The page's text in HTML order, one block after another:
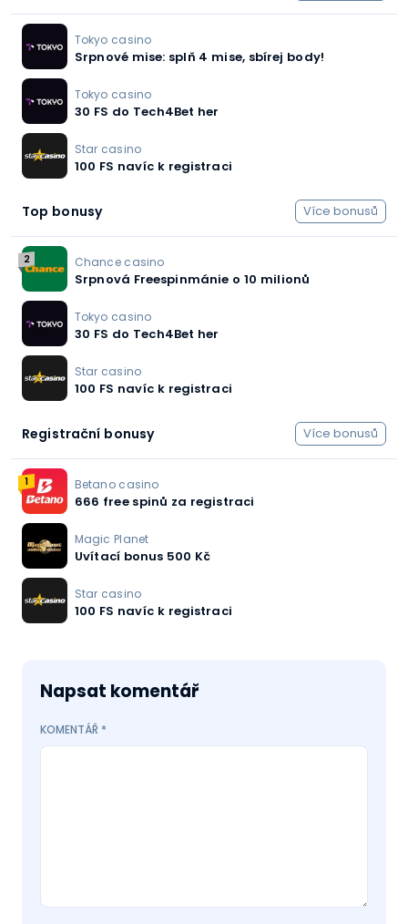
Tokyo casino
Srpnové mise: splň 4 mise, sbírej body!
Tokyo casino
30 FS do Tech4Bet her
Star casino
100 FS navíc k registraci
Top bonusy Více bonusů
2 Chance casino
Srpnová Freespinmánie o 10 milionů
Tokyo casino
30 FS do Tech4Bet her
Star casino
100 FS navíc k registraci
Registrační bonusy Více bonusů
1 Betano casino
666 free spinů za registraci
Magic Planet
Uvítací bonus 500 Kč
Star casino
100 FS navíc k registraci
Napsat komentář
KOMENTÁŘ *